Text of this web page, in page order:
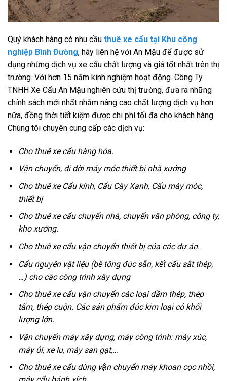
Quý khách hàng có nhu cầu thuê xe cẩu tại Khu công
nghiệp Bình Đường, hãy liên hệ với An Mậu để được sử
dụng những dịch vụ xe cẩu chất lượng và giá tốt nhất trên thị
trường. Với hơn 15 năm kinh nghiệm hoạt động. Công Ty
TNHH Xe Cẩu An Mậu nghiên cứu thị trường, đưa ra những
chính sách mới nhất nhằm nâng cao chất lượng dịch vụ hơn
nữa, đồng thời tiết kiệm được chi phí tối đa cho khách hàng.
Chúng tôi chuyên cung cấp các dịch vụ:
Cho thuê xe cẩu hàng hóa.
Vận chuyển, di dời máy móc thiết bị nhà xưởng
Cho thuê xe Cẩu kính, Cẩu Cây Xanh, Cẩu máy móc,
thiết bị
Cho thuê xe cẩu chuyển nhà, chuyển văn phòng, công ty,
kho xưởng.
Cho thuê xe cẩu vận chuyển thiết bị của các dự án.
Cẩu nguyên vật liệu (bê tông đúc sẵn, kết cấu sắt thép,
…) cho các công trình xây dựng
Cho thuê xe cẩu vận chuyển các loại dầm thép, thép
tấm, thép cuộn. Các sản phẩm đúc kim loại có khối
lượng lớn.
Vận chuyển máy xây dựng, máy công trình: máy xúc,
máy ủi, xe lu, máy san gạt,…
Cho thuê xe cẩu dùng vận chuyển máy khoan cọc nhồi,